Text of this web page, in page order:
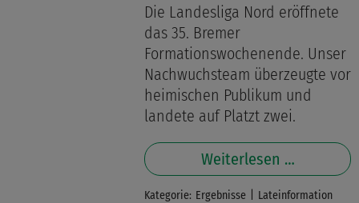
Die Landesliga Nord eröffnete
das 35. Bremer
Formationswochenende. Unser
Nachwuchsteam überzeugte vor
heimischen Publikum und
landete auf Platzt zwei.
Weiterlesen …
Kategorie: Ergebnisse Lateinformation